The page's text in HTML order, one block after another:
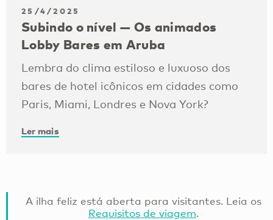
25/4/2025
Subindo o nível — Os animados
Lobby Bares em Aruba
Lembra do clima estiloso e luxuoso dos
bares de hotel icônicos em cidades como
Paris, Miami, Londres e Nova York?
Ler mais
A ilha feliz está aberta para visitantes. Leia os
Requisitos de viagem.